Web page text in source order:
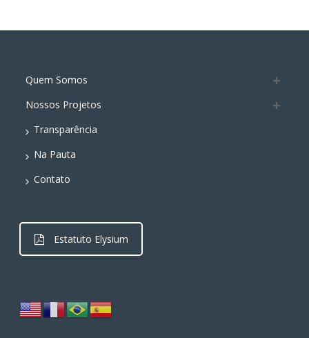
Quem Somos
Nossos Projetos
Transparência
Na Pauta
Contato
Estatuto Elysium